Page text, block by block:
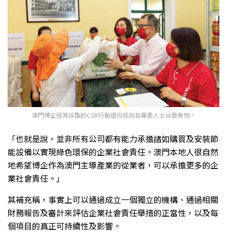
澳門博企經常採取的CSR行動還包括向有需要人士分發食物。
「也就是說，並非所有公司都有能力承擔諸如購買及安裝節
能設備以實現綠色環保的企業社會責任。澳門本地人很自然
地希望博企作為澳門主導產業的從業者，可以承擔更多的企
業社會責任。」
其補充稱，事實上可以通過成立一個獨立的機構、通過相關
財務報告及審計來評估企業社會責任舉措的正當性，以及每
個項目的真正可持續性及影響。